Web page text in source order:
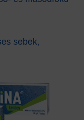
sebek,